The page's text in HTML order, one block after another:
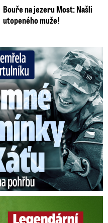
Bouře na jezeru Most: Našli
utopeného muže!
Dojemné vzpomínky na ...
jícnu! Jak je na tom?